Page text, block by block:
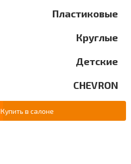
Пластиковые
Круглые
Детские
CHEVRON
Купить в салоне